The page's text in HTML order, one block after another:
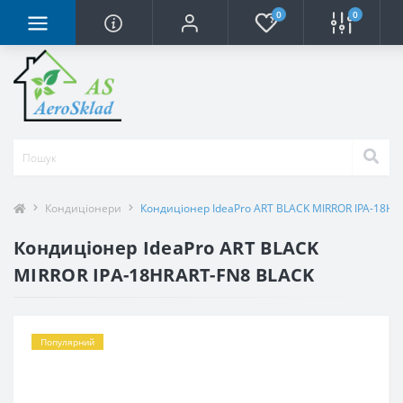
0 0
Кондиціонери Кондиціонер IdeaPro ART BLACK MIRROR IPA-
Кондиціонер IdeaPro ART BLACK
MIRROR IPA-18HRART-FN8 BLACK
Популярний